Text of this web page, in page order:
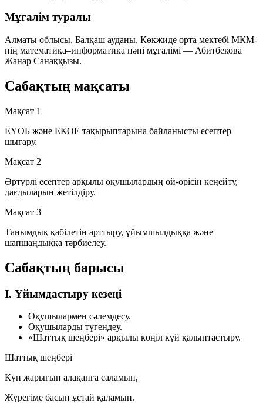
Мұғалім туралы
Алматы облысы, Балқаш ауданы, Көкжиде орта мектебі МКМ-
нің математика–информатика пәні мұғалімі — Абитбекова
Жанар Санаққызы.
Сабақтың мақсаты
Мақсат 1
ЕҮОБ және ЕКОЕ тақырыптарына байланысты есептер
шығару.
Мақсат 2
Әртүрлі есептер арқылы оқушылардың ой-өрісін кеңейту,
дағдыларын жетілдіру.
Мақсат 3
Танымдық қабілетін арттыру, ұйымшылдыққа және
шапшаңдыққа тәрбиелеу.
Сабақтың барысы
I. Ұйымдастыру кезеңі
Оқушылармен сәлемдесу.
Оқушыларды түгендеу.
«Шаттық шеңбері» арқылы көңіл күй қалыптастыру.
Шаттық шеңбері
Күн жарығын алақанға саламын,
Жүрегіме басып ұстай қаламын.